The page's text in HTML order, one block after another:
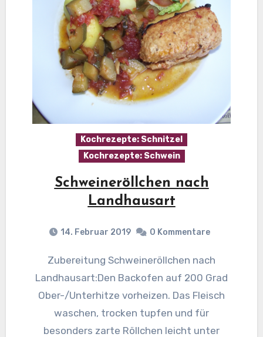
Kochrezepte: Schnitzel
Kochrezepte: Schwein
Schweineröllchen nach
Landhausart
14. Februar 2019 0 Kommentare
Zubereitung Schweineröllchen nach
Landhausart:Den Backofen auf 200 Grad
Ober-/Unterhitze vorheizen. Das Fleisch
waschen, trocken tupfen und für
besonders zarte Röllchen leicht unter